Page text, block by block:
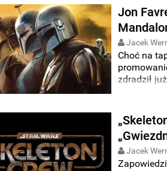
Dinem
Jon
Jacek
Choć na
zdradził
znajduje
kolejnego
Jacek